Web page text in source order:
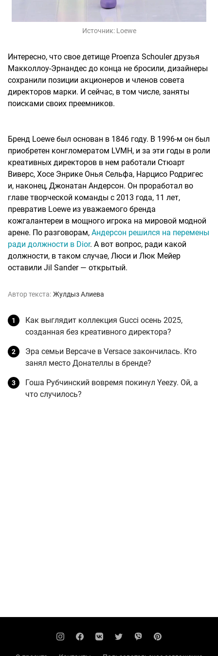
Источник: Loewe
Интересно, что свое детище Proenza Schouler друзья
Макколлоу-Эрнандес до конца не бросили, дизайнеры
сохранили позиции акционеров и членов совета
директоров марки. И сейчас, в том числе, заняты
поисками своих преемников.
Бренд Loewe был основан в 1846 году. В 1996-м он был
приобретен конгломератом LVMH, и за эти годы в роли
креативных директоров в нем работали Стюарт
Виверс, Хосе Энрике Онья Сельфа, Нарцисо Родригес
и, наконец, Джонатан Андерсон. Он проработал во
главе творческой команды с 2013 года, 11 лет,
превратив Loewe из уважаемого бренда
кожгалантереи в мощного игрока на мировой модной
арене. По разговорам, Андерсон решился на перемены
ради должности в Dior. А вот вопрос, ради какой
должности, в таком случае, Люси и Люк Мейер
оставили Jil Sander — открытый.
Автор текста: Жулдыз Алиева
Как выглядит коллекция Gucci осень 2025,
созданная без креативного директора?
Эра семьи Версаче в Versace закончилась. Кто
занял место Донателлы в бренде?
Гоша Рубчинский вовремя покинул Yeezy. Ой, а
что случилось?